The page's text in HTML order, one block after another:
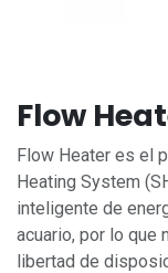
Flow
Flow Heater es el
Heating System
inteligente de
acuario, por lo que
libertad de